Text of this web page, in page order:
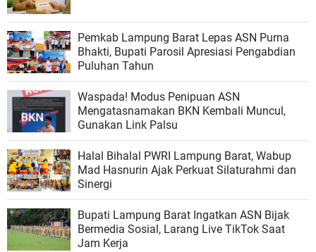
Pemkab Lampung Barat Lepas ASN Purna
Bhakti, Bupati Parosil Apresiasi Pengabdian
Puluhan Tahun
Waspada! Modus Penipuan ASN
Mengatasnamakan BKN Kembali Muncul,
Gunakan Link Palsu
Halal Bihalal PWRI Lampung Barat, Wabup
Mad Hasnurin Ajak Perkuat Silaturahmi dan
Sinergi
Bupati Lampung Barat Ingatkan ASN Bijak
Bermedia Sosial, Larang Live TikTok Saat
Jam Kerja